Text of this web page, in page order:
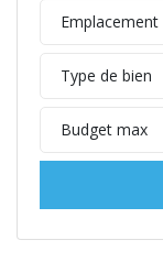
Emplacement
Type de bien
Budget max